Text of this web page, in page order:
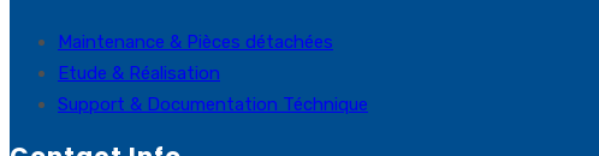
Maintenance & Pièces détachées
Etude & Réalisation
Support & Documentation Téchnique